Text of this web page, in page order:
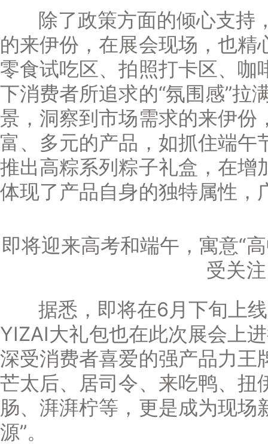
除了政策方面的倾心支持
的来伊份，在展会现场，也精
零食试吃区、拍照打卡区、咖
下消费者所追求的“氛围感”拉
景，洞察到市场需求的来伊份
富、多元的产品，如抓住端午
推出高粽系列粽子礼盒，在增
体现了产品自身的独特属性，
即将迎来高考和端午，寓意“
受关注
据悉，即将在6月下旬上线
YIZAI大礼包也在此次展会上
深受消费者喜爱的强产品力王
芒太后、居司令、来吃鸭、扭
肠、湃湃柠等，更是成为现场
源”。